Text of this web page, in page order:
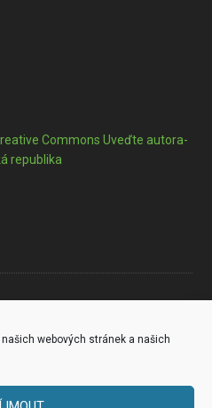
webových stránek a našich
Commons Uveďte autora-
republika